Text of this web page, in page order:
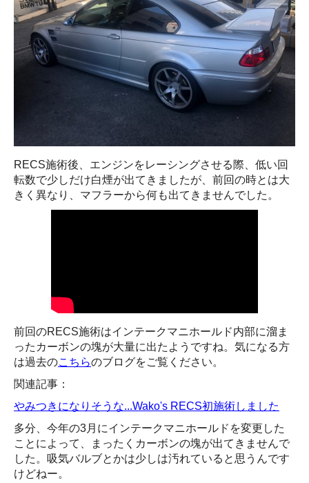
RECS施術後、エンジンをレーシングさせる際、低い回
転数で少しだけ白煙が出てきましたが、前回の時とは大
きく異なり、マフラーから何も出てきませんでした。
前回のRECS施術はインテークマニホールド内部に溜ま
ったカーボンの塊が大量に出たようですね。気になる方
は過去のこちらのブログをご覧ください。
関連記事：
やみつきになりそうな...Wako's RECS初施術しました
多分、今年の3月にインテークマニホールドを変更した
ことによって、まったくカーボンの塊が出てきませんで
した。吸気バルブとかは少しは汚れていると思うんです
けどねー。